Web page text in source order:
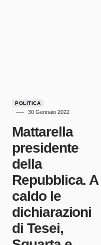
POLITICA
30 Gennaio 2022
Mattarella
presidente
della
Repubblica. A
caldo le
dichiarazioni
di Tesei,